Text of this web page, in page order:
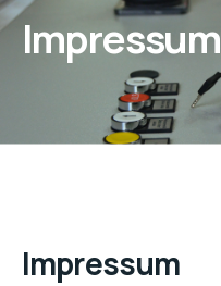
Impressum
Impressum